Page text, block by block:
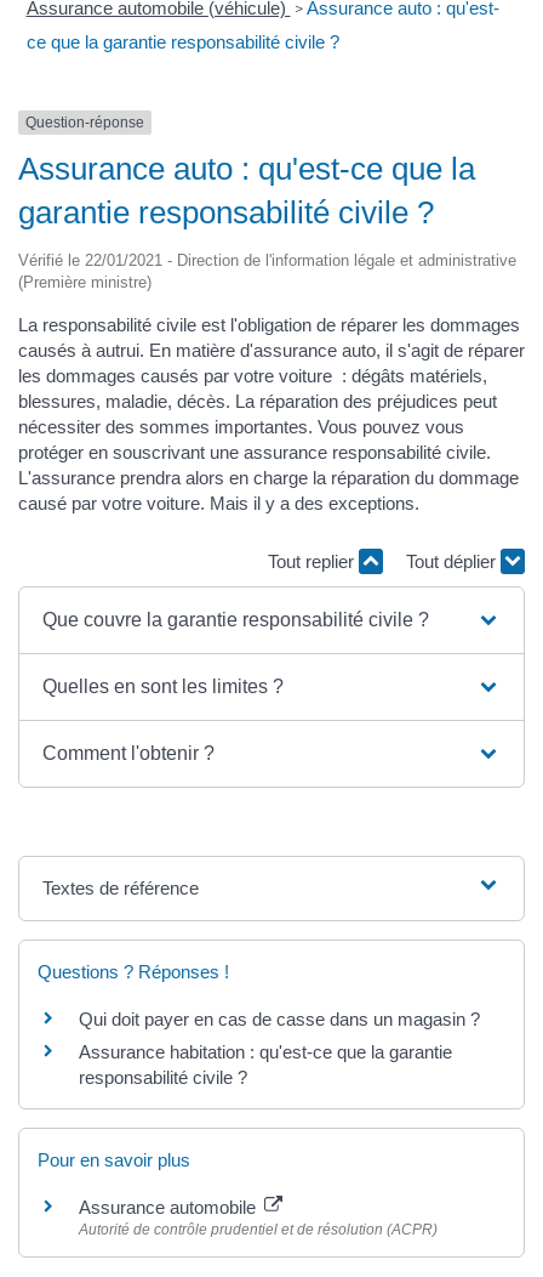
Assurance automobile (véhicule) > Assurance auto : qu'est-
ce que la garantie responsabilité civile ?
Question-réponse
Assurance auto : qu'est-ce que la
garantie responsabilité civile ?
Vérifié le 22/01/2021 - Direction de l'information légale et administrative
(Première ministre)
La responsabilité civile est l'obligation de réparer les dommages
causés à autrui. En matière d'assurance auto, il s'agit de réparer
les dommages causés par votre voiture : dégâts matériels,
blessures, maladie, décès. La réparation des préjudices peut
nécessiter des sommes importantes. Vous pouvez vous
protéger en souscrivant une assurance responsabilité civile.
L'assurance prendra alors en charge la réparation du dommage
causé par votre voiture. Mais il y a des exceptions.
Tout replier Tout déplier
Que couvre la garantie responsabilité civile ?
Quelles en sont les limites ?
Comment l'obtenir ?
Textes de référence
Questions ? Réponses !
Qui doit payer en cas de casse dans un magasin ?
Assurance habitation : qu'est-ce que la garantie
responsabilité civile ?
Pour en savoir plus
Assurance automobile
Autorité de contrôle prudentiel et de résolution (ACPR)